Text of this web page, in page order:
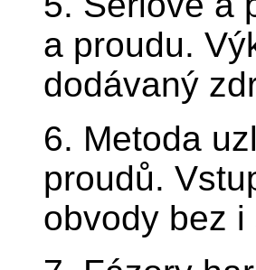
a proudu.
dodávaný
6. Metoda
proudů.
obvody bez